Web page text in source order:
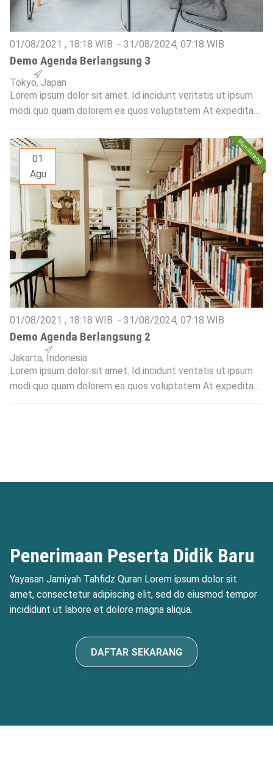
01/08/2021 , 18:18 WIB - 31/08/2024, 07:18 WIB
Demo Agenda Berlangsung 3
Tokyo, Japan
Lorem ipsum dolor sit amet. Id incidunt veritatis ut ipsum
modi quo quam dolorem ea quos voluptatem At expedita
veritatis quo nostrum inventore sed deserunt quidem et
veritatis quae non dolores officia aut magni beatae. Qui
dignissimos optio qui tempora nesciunt aut voluptas minus
et animi […]
01
Agu
01/08/2021 , 18:18 WIB - 31/08/2024, 07:18 WIB
Demo Agenda Berlangsung 2
Jakarta, Indonesia
Lorem ipsum dolor sit amet. Id incidunt veritatis ut ipsum
modi quo quam dolorem ea quos voluptatem At expedita
Penerimaan Peserta Didik Baru
Yayasan Jamiyah Tahfidz Quran Lorem ipsum dolor sit
amet, consectetur adipiscing elit, sed do eiusmod tempor
incididunt ut labore et dolore magna aliqua.
DAFTAR SEKARANG